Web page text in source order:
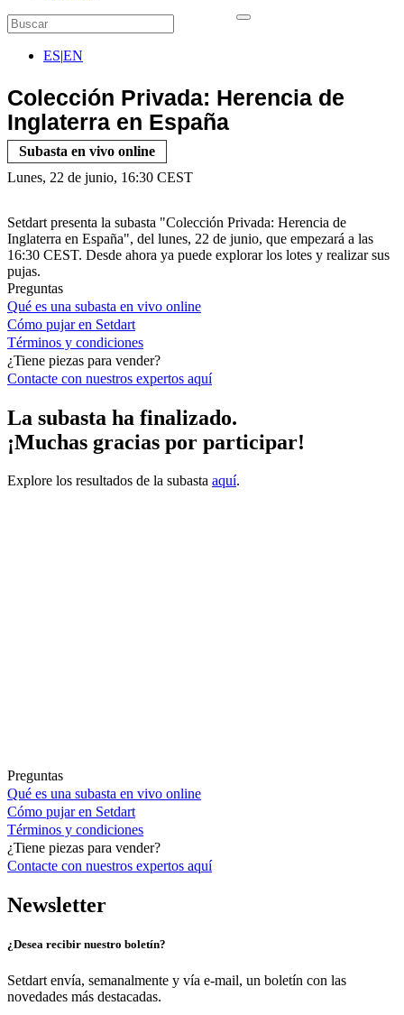
ES|EN
Colección Privada: Herencia de
Inglaterra en España
Subasta en vivo online
Lunes, 22 de junio, 16:30 CEST
Setdart presenta la subasta "Colección Privada: Herencia de
Inglaterra en España", del lunes, 22 de junio, que empezará a las
16:30 CEST. Desde ahora ya puede explorar los lotes y realizar sus
pujas.
Preguntas
Qué es una subasta en vivo online
Cómo pujar en Setdart
Términos y condiciones
¿Tiene piezas para vender?
Contacte con nuestros expertos aquí
La subasta ha finalizado.
¡Muchas gracias por participar!
Explore los resultados de la subasta aquí.
Preguntas
Qué es una subasta en vivo online
Cómo pujar en Setdart
Términos y condiciones
¿Tiene piezas para vender?
Contacte con nuestros expertos aquí
Newsletter
¿Desea recibir nuestro boletín?
Setdart envía, semanalmente y vía e-mail, un boletín con las
novedades más destacadas.